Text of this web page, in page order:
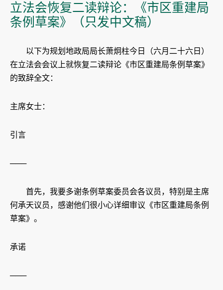
立法会恢复二读辩论：《市区重建局
条例草案》（只发中文稿）
以下为规划地政局局长萧炯柱今日（六月二十六日）
在立法会会议上就恢复二读辩论《市区重建局条例草案》
的致辞全文：
主席女士：
引言
───
首先，我要多谢条例草案委员会各议员，特别是主席
何承天议员，感谢他们很小心详细审议《市区重建局条例
草案》。
承诺
───